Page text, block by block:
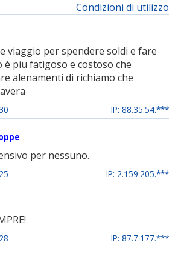
Condizioni di utilizzo
viaggio per spendere soldi e fare
è piu fatigoso e costoso che
alenamenti di richiamo che
IP: 88.35.54.***
per nessuno.
IP: 2.159.205.***
IP: 87.7.177.***